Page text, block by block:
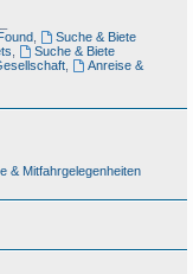
,
Suche & Biete
Suche & Biete
,
Anreise &
& Mitfahrgelegenheiten